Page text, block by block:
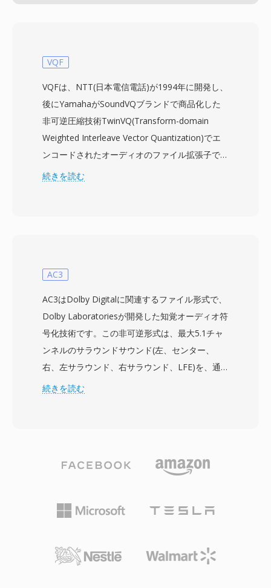
VQF
VQFは、NTT(日本電信電話)が1994年に開発し、
後にYamahaがSoundVQブランドで商品化した
非可逆圧縮技術TwinVQ(Transform-domain
Weighted Interleave Vector Quantization)でエ
ンコードされたオーディオのファイル拡張子で
す。このコーデックは同等の知覚品質でMP3に
ットレートエンコーディングをサポートし、基盤
(ISO/IEC 14496-3)の定義されたオブジェクトタ
イプの一つとして組み込まれました。強力な技術
的メリットにもかかわらず、VQFは広範な普及に
は至りませんでした — エンコーディングはMP3
と比較して遅く、ハードウェアプレーヤーのサポ
ートが乏しく、プロプライエタリなライセンスが
プンソースプレーヤーに再生サポートをもたらし
ました。VQFはコーデック史における注目すべき
がらMP3のエコシステムの勢いとその後のAAC
続きを読む
AC3
AC3はDolby Digitalに関連するファイル形式で、
Dolby Laboratoriesが開発した知覚オーディオ符
号化技術です。この非可逆形式は、最大5.1チャ
ンネルのサラウンドサウンド(左、センター、
右、左サラウンド、右サラウンド、LFE)を、通
常192から640 kbpsのビットストリームにエンコ
す。AC3はDVD-Videoの必須オーディオ規格とな
(ATSC)、ストリーミング配信で広く使用されて
います。主な利点はマルチチャンネルサラウンド
アターシステムにもたらします。また、専用のセ
続きを読む